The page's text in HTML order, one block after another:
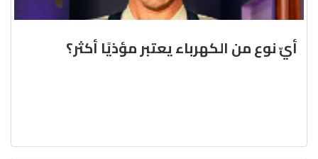
أيّ نوع من الكهرباء يعتبر مؤذيًا أكثر؟